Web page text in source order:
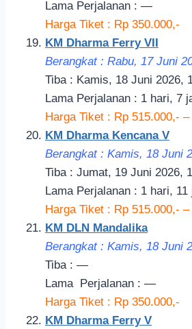
Lama Perjalanan : —
Harga Tiket : Rp 350.000,-
KM Dharma Ferry VII
Berangkat : Rabu, 17 Juni
Tiba : Kamis, 18 Juni 2026,
Lama Perjalanan : 1 hari, 7
Harga Tiket : Rp 515.000,-
KM Dharma Kencana V
Berangkat : Kamis, 18 Juni
Tiba : Jumat, 19 Juni 2026,
Lama Perjalanan : 1 hari,
Harga Tiket : Rp 515.000,-
KM DLN Mandalika
Berangkat : Kamis, 18 Juni
Tiba : —
Lama Perjalanan : —
Harga Tiket : Rp 350.000,-
KM Dharma Ferry V